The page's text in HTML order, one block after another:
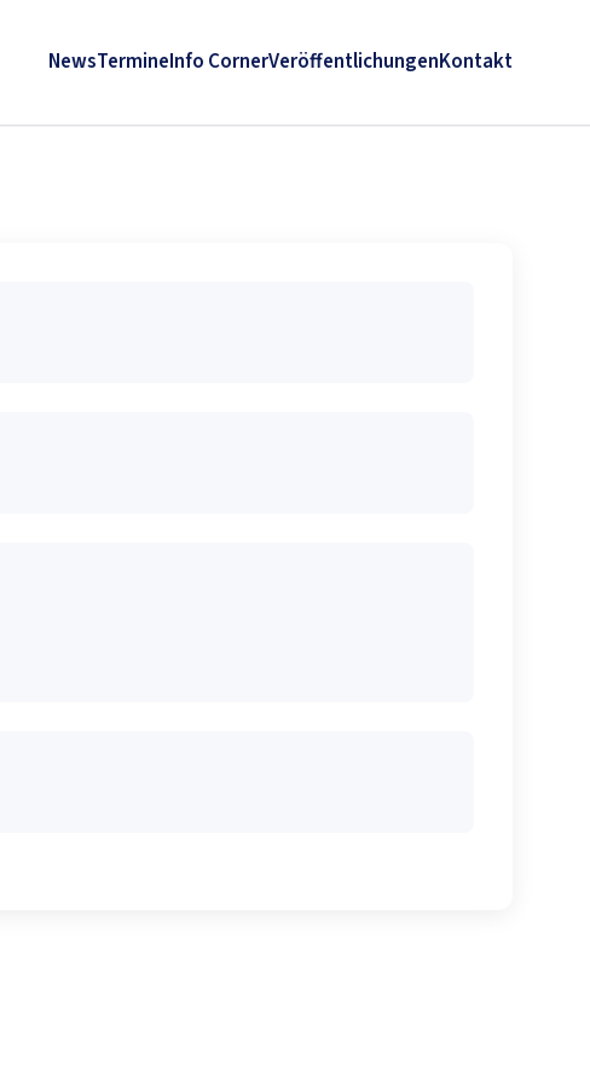
NewsTermineInfo CornerVeröffentlichungenKontakt